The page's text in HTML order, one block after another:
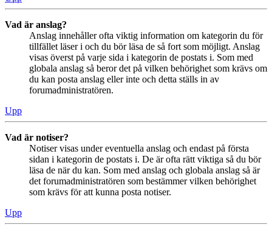
Vad är anslag?
Anslag innehåller ofta viktig information om kategorin du för
tillfället läser i och du bör läsa de så fort som möjligt. Anslag
visas överst på varje sida i kategorin de postats i. Som med
globala anslag så beror det på vilken behörighet som krävs om
du kan posta anslag eller inte och detta ställs in av
forumadministratören.
Upp
Vad är notiser?
Notiser visas under eventuella anslag och endast på första
sidan i kategorin de postats i. De är ofta rätt viktiga så du bör
läsa de när du kan. Som med anslag och globala anslag så är
det forumadministratören som bestämmer vilken behörighet
som krävs för att kunna posta notiser.
Upp